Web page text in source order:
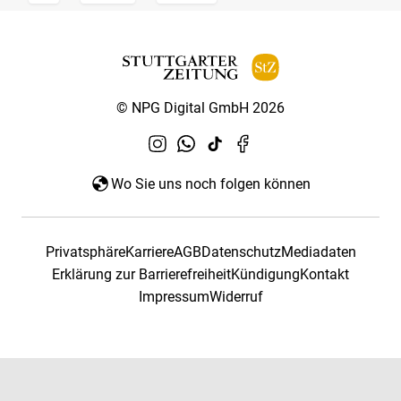
© NPG Digital GmbH 2026
Wo Sie uns noch folgen können
PrivatsphäreKarriereAGBDatenschutzMediadaten
Erklärung zur BarrierefreiheitKündigungKontakt
ImpressumWiderruf